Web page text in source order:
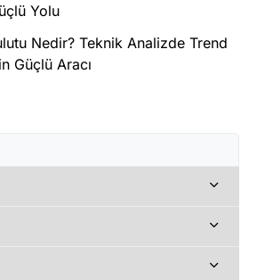
Yolu
Nedir? Teknik Analizde Trend
Güçlü Aracı